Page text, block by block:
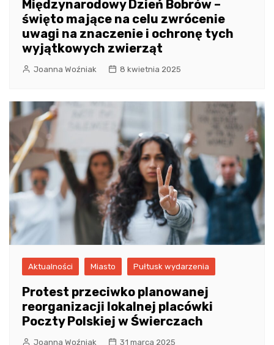
Międzynarodowy Dzień Bobrów –
święto mające na celu zwrócenie
uwagi na znaczenie i ochronę tych
wyjątkowych zwierząt
Joanna Woźniak 8 kwietnia 2025
Aktualności Miasto Pułtusk wydarzenia
Protest przeciwko planowanej
reorganizacji lokalnej placówki
Poczty Polskiej w Świerczach
Joanna Woźniak 31 marca 2025